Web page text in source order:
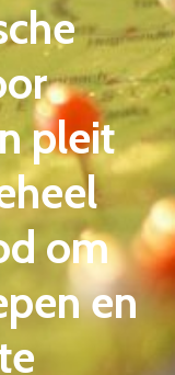
pleit
om
en